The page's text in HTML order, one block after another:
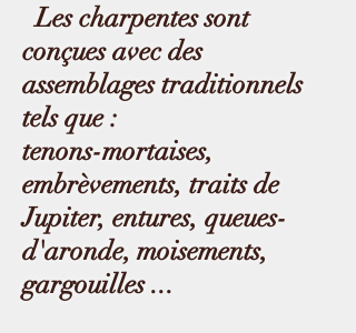
Les charpentes sont
conçues avec des
assemblages traditionnels
tels que :
tenons-mortaises,
embrèvements, traits de
Jupiter, entures, queues-
d'aronde, moisements,
gargouilles ...